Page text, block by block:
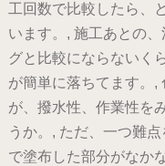
工回数で比較したら、
います。, 施工あとの
グと比較にならないく
が簡単に落ちてます。,
が、撥水性、作業性を
うか。, ただ、一つ難
で塗布した部分がなか